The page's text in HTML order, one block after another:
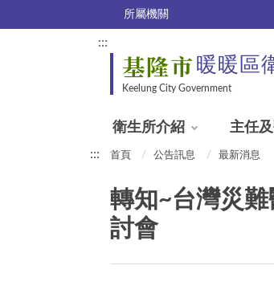
所屬機關
:::
基隆市 暖暖區
Keelung City Government
衛生所介紹 主任
::: 首頁 公告訊息 最新消息
轉知~台灣災
討會